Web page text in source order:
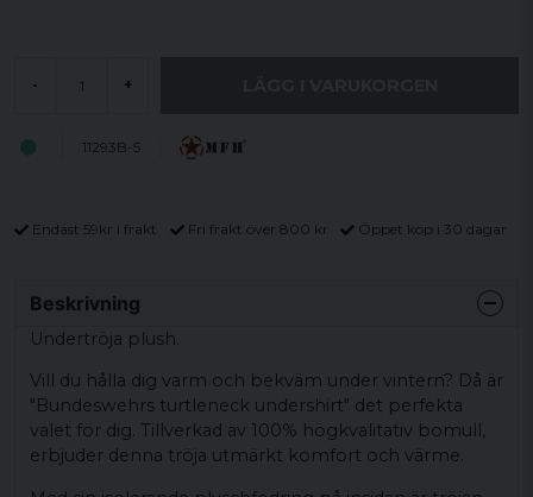
- +
11293B-5
Endast 59kr i frakt Fri frakt över 800 kr Öppet köp i 30 dagar
Beskrivning
Undertröja plush.
Vill du hålla dig varm och bekväm under vintern? Då är
"Bundeswehrs turtleneck undershirt" det perfekta
valet för dig. Tillverkad av 100% högkvalitativ bomull,
erbjuder denna tröja utmärkt komfort och värme.